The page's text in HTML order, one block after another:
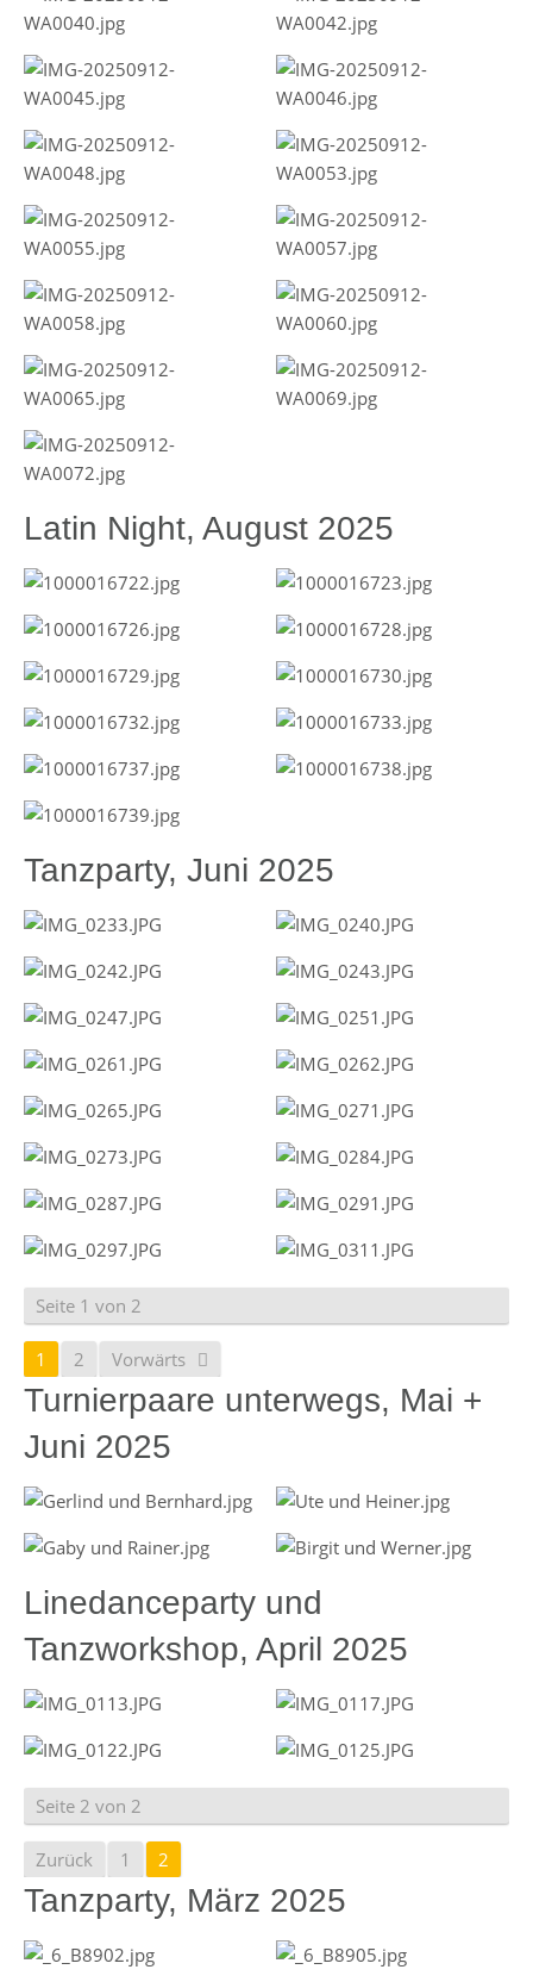
Latin Night, August 2025
Tanzparty, Juni 2025
Seite 1 von 2
1 2 Vorwärts
Turnierpaare unterwegs, Mai +
Juni 2025
Linedanceparty und
Tanzworkshop, April 2025
Seite 2 von 2
Zurück 1 2
Tanzparty, März 2025